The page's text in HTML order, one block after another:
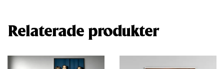
Relaterade produkter